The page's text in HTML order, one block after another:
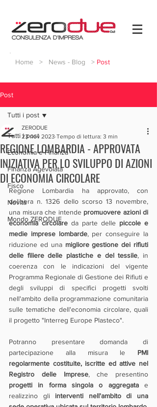
Home > News - Blog > Post
Post
Tutti i post
Economia e Finanza
Finanza Agevolata
Fisco
Novità
Mondo ZERODUE
Tutti i post
REGIONE LOMBARDIA - APPROVATA
INIZIATIVA PER LO SVILUPPO DI AZIONI
DI ECONOMIA CIRCOLARE
ZERODUE
23 nov 2023 Tempo di lettura: 3 min
Regione Lombardia ha approvato, con
delibera n. 1326 dello scorso 13 novembre,
una misura che intende promuovere azioni di
economia circolare da parte delle piccole e
medie imprese lombarde, per conseguire la
riduzione ed una migliore gestione dei rifiuti
delle filiere delle plastiche e del tessile, in
coerenza con le indicazioni del vigente
Programma Regionale di Gestione dei Rifiuti e
degli sviluppi di specifici progetti svolti
nell'ambito della programmazione comunitaria
sulle tematiche dell'economia circolare, quali
il progetto "Interreg Europe Plasteco".
Potranno presentare domanda di
partecipazione alla misura le PMI
regolarmente costituite, iscritte ed attive nel
Registro delle Imprese
progetti in forma singola o aggregata e
realizzino gli interventi nell'ambito di una